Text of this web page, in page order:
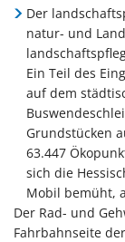
Der
natur- und
Ein Teil des
auf dem
Grundstücken
63.447
sich die
Mobil bemüht,
Der Rad- und
Fahrbahnseite